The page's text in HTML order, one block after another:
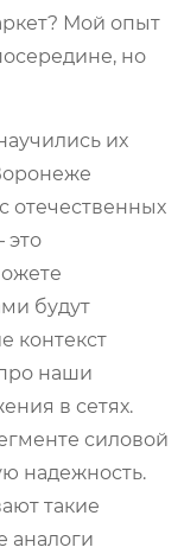
Мой опыт
но
их
отечественных
это
будут
контекст
наши
в сетях.
силовой
надежность.
такие
аналоги